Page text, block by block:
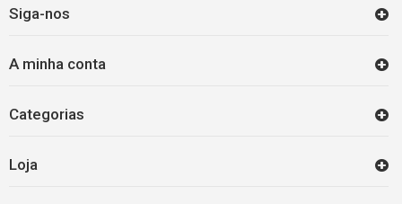
Siga-nos
A minha conta
Categorias
Loja